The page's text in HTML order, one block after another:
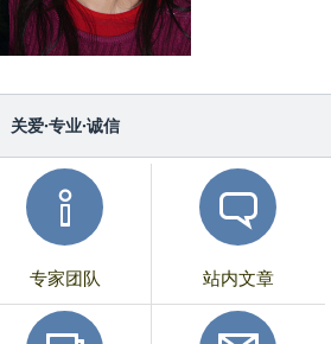
关爱·专业·诚信
专家团队 站内文章